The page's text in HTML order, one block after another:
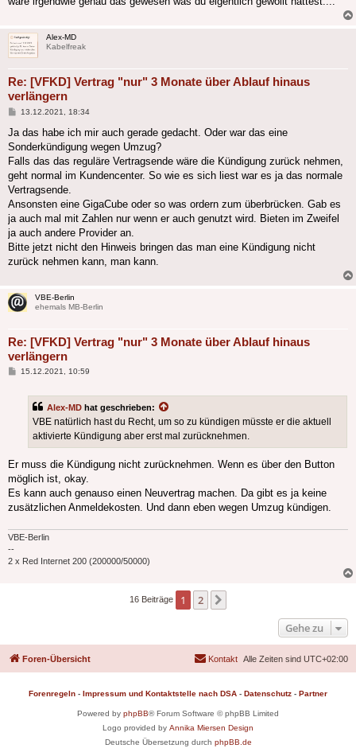
Alex-MD
Kabelfreak
Re: [VFKD] Vertrag "nur" 3 Monate über Ablauf hinaus
verlängern
Beitrag
13.12.2021, 18:34
Ja das habe ich mir auch gerade gedacht. Oder war das eine
Sonderkündigung wegen Umzug?
Falls das das reguläre Vertragsende wäre die Kündigung zurück nehmen,
geht normal im Kundencenter. So wie es sich liest war es ja das normale
Vertragsende.
Ansonsten eine GigaCube oder so was ordern zum überbrücken. Gab es
ja auch mal mit Zahlen nur wenn er auch genutzt wird. Bieten im Zweifel
ja auch andere Provider an.
Bitte jetzt nicht den Hinweis bringen das man eine Kündigung nicht
zurück nehmen kann, man kann.
VBE-Berlin
ehemals MB-Berlin
Re: [VFKD] Vertrag "nur" 3 Monate über Ablauf hinaus
verlängern
Beitrag
15.12.2021, 10:59
Alex-MD hat geschrieben:
VBE natürlich hast du Recht, um so zu kündigen müsste er die aktuell
aktivierte Kündigung aber erst mal zurücknehmen.
Er muss die Kündigung nicht zurücknehmen. Wenn es über den Button
möglich ist, okay.
Es kann auch genauso einen Neuvertrag machen. Da gibt es ja keine
zusätzlichen Anmeldekosten. Und dann eben wegen Umzug kündigen.
VBE-Berlin
--
2 x Red Internet 200 (200000/50000)
16 Beiträge 1 2
Gehe zu
Foren-Übersicht Alle Zeiten sind UTC+02:00
Kontakt
Forenregeln - Impressum und Kontaktstelle nach DSA - Datenschutz - Partner
Powered by phpBB® Forum Software © phpBB Limited
Logo provided by Annika Miersen Design
Deutsche Übersetzung durch phpBB.de